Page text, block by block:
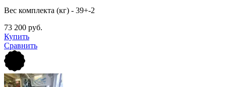
Вес комплекта (кг) - 39+-2
73 200 руб.
Купить
Сравнить